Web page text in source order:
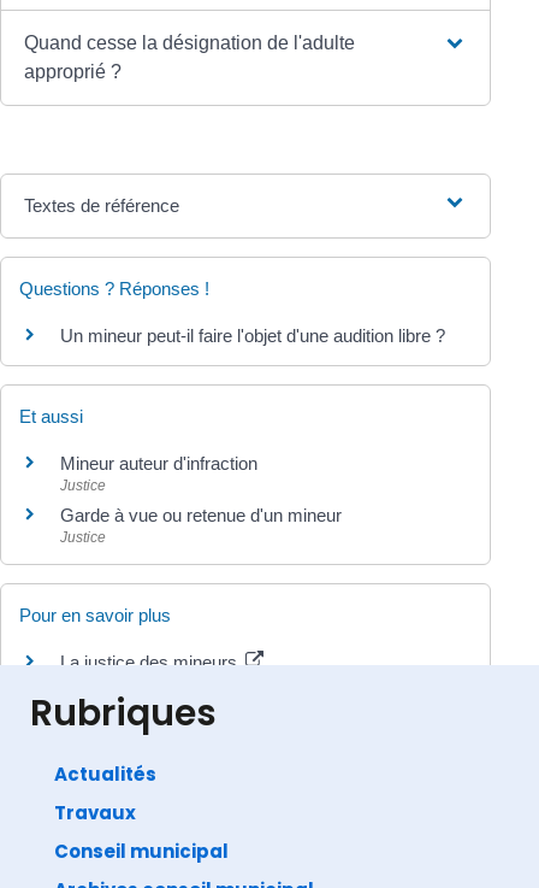
Quand cesse la désignation de l'adulte
approprié ?
Textes de référence
Questions ? Réponses !
Un mineur peut-il faire l'objet d'une audition libre ?
Et aussi
Mineur auteur d'infraction
Justice
Garde à vue ou retenue d'un mineur
Justice
Pour en savoir plus
La justice des mineurs
Direction de l'information légale et administrative
Rubriques
Actualités
Travaux
Conseil municipal